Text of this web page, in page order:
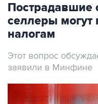
Пострадавшие
селлеры могут
налогам
Этот вопрос
заявили в Минфине